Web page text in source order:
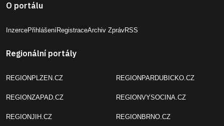
O portálu
InzercePřihlášeníRegistraceArchiv ZprávRSS
Regionální portály
REGIONPLZEN.CZ
REGIONZAPAD.CZ
REGIONJIH.CZ
REGIONPARDUBICKO.CZ
REGIONVYSOCINA.CZ
REGIONBRNO.CZ